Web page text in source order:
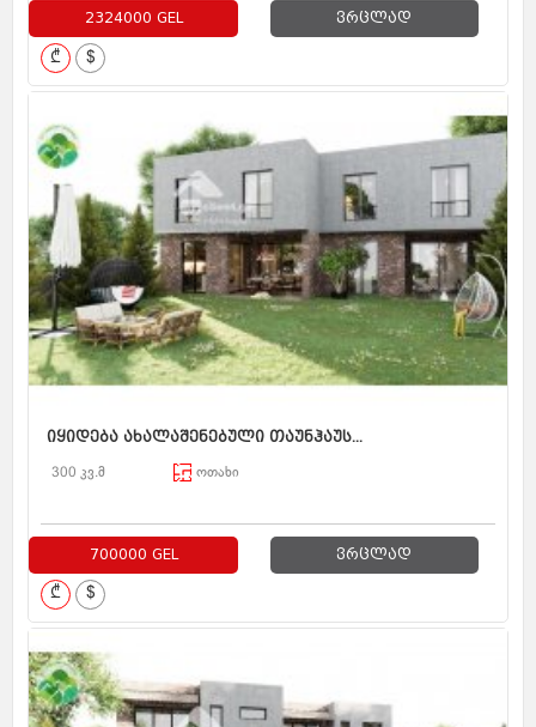
2324000 GEL ვრცლად
₾ $
იყიდება ახალაშენებული თაუნჰაუს...
300 კვ.მ ოთახი
700000 GEL ვრცლად
₾ $